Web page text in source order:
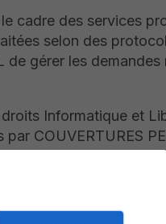
cadre des services
selon des
de gérer les demandes
Informatique et
COUVERTURES
SARL et
ou vous tourner vers la
.